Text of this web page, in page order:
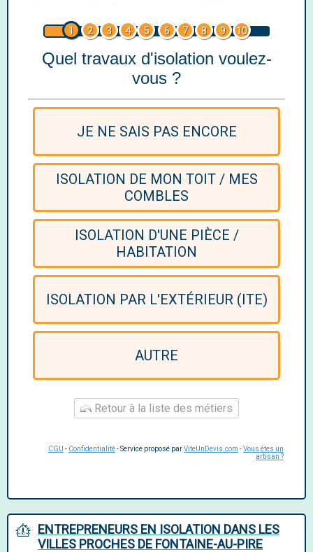
1 2 3 4 5 6 7 8 9 10
Quel travaux d'isolation voulez-
vous ?
JE NE SAIS PAS ENCORE
ISOLATION DE MON TOIT / MES
COMBLES
ISOLATION D'UNE PIÈCE /
HABITATION
ISOLATION PAR L'EXTÉRIEUR (ITE)
AUTRE
Retour à la liste des métiers
CGU - Confidentialité- Service proposé parViteUnDevis.com -Vous êtes un
artisan ?
ENTREPRENEURS EN ISOLATION DANS LES
VILLES PROCHES DE FONTAINE-AU-PIRE